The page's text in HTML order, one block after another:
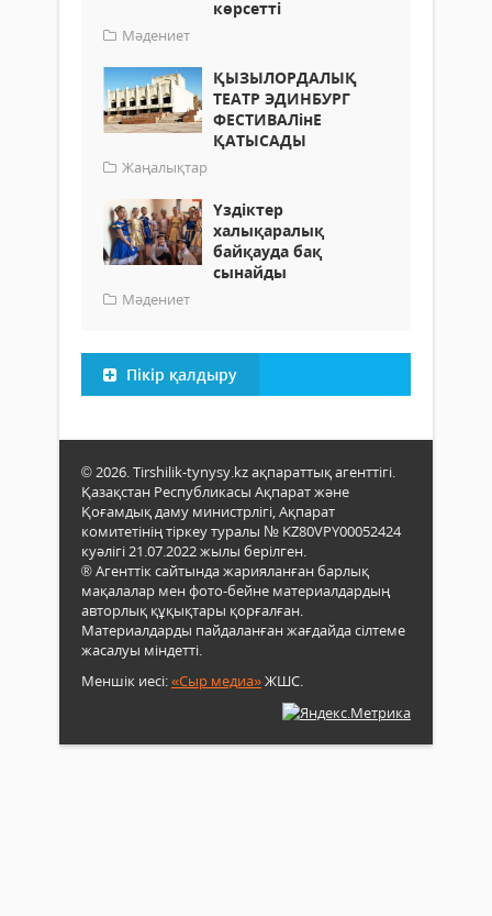
көрсетті
Мәдениет
ҚЫЗЫЛОРДАЛЫҚ
ТЕАТР ЭДИНБУРГ
ФЕСТИВАЛінЕ
ҚАТЫСАДЫ
Жаңалықтар
Үздіктер
халықаралық
байқауда бақ
сынайды
Мәдениет
Пікір қалдыру
© 2026. Tirshilik-tynysy.kz ақпараттық агенттігі.
Қазақстан Республикасы Ақпарат және
Қоғамдық даму министрлігі, Ақпарат
комитетінің тіркеу туралы № KZ80VPY00052424
куәлігі 21.07.2022 жылы берілген.
® Агенттік сайтында жарияланған барлық
мақалалар мен фото-бейне материалдардың
авторлық құқықтары қорғалған.
Материалдарды пайдаланған жағдайда сілтеме
жасалуы міндетті.
Меншік иесі:«Сыр медиа»ЖШС.